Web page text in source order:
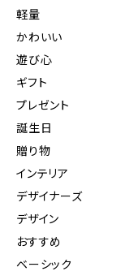
軽量
かわいい
遊び心
ギフト
プレゼント
誕生日
贈り物
インテリア
デザイナーズ
デザイン
おすすめ
ベーシック